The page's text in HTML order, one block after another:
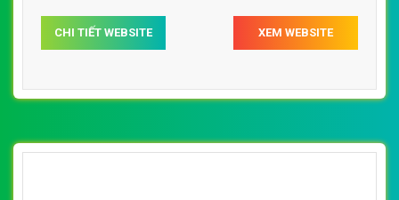
CHI TIẾT WEBSITE XEM WEBSITE